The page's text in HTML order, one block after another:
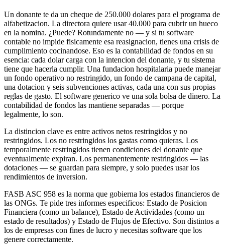
Un donante te da un cheque de 250.000 dolares para el programa de
alfabetizacion. La directora quiere usar 40.000 para cubrir un hueco
en la nomina. ¿Puede? Rotundamente no — y si tu software
contable no impide fisicamente esa reasignacion, tienes una crisis de
cumplimiento cocinandose. Eso es la contabilidad de fondos en su
esencia: cada dolar carga con la intencion del donante, y tu sistema
tiene que hacerla cumplir. Una fundacion hospitalaria puede manejar
un fondo operativo no restringido, un fondo de campana de capital,
una dotacion y seis subvenciones activas, cada una con sus propias
reglas de gasto. El software generico ve una sola bolsa de dinero. La
contabilidad de fondos las mantiene separadas — porque
legalmente, lo son.
La distincion clave es entre activos netos restringidos y no
restringidos. Los no restringidos los gastas como quieras. Los
temporalmente restringidos tienen condiciones del donante que
eventualmente expiran. Los permanentemente restringidos — las
dotaciones — se guardan para siempre, y solo puedes usar los
rendimientos de inversion.
FASB ASC 958 es la norma que gobierna los estados financieros de
las ONGs. Te pide tres informes especificos: Estado de Posicion
Financiera (como un balance), Estado de Actividades (como un
estado de resultados) y Estado de Flujos de Efectivo. Son distintos a
los de empresas con fines de lucro y necesitas software que los
genere correctamente.